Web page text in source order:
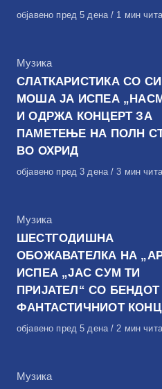
Објавено
објавено пред 5 дена 1 мин
КАтегорија
Музика
СЛАТКАРИСТИКА СО
МОША ЈА ИСПЕА
И ОДРЖА КОНЦЕРТ ЗА
ПАМЕТЕЊЕ НА ПОЛН
ВО ОХРИД
Објавено
објавено пред 3 дена 3 мин
КАтегорија
Музика
ШЕСТГОДИШНА
ОБОЖАВАТЕЛКА НА
ИСПЕА „ЈАС СУМ ТИ
ПРИЈАТЕЛ“ СО
ФАНТАСТИЧНИОТ
Објавено
објавено пред 5 дена 2 мин
КАтегорија
Музика